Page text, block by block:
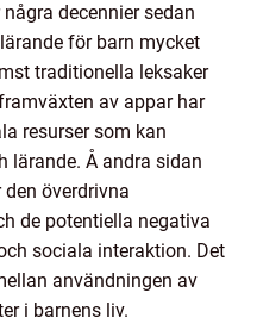
decennier sedan
för barn mycket
traditionella leksaker
av appar har
resurser som kan
lärande. Å andra sidan
överdrivna
de potentiella negativa
sociala interaktion. Det
användningen av
i barnens liv.